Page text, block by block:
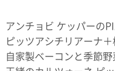
アンチョビ ケッパーの
ピッツアシチリアーナ＋
自家製ベーコンと季節